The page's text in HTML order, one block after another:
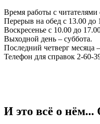
Время работы с читателями
Перерыв на обед с 13.00 до
Воскресенье с 10.00 до
Выходной день – суббота.
Последний четверг месяца
Телефон для справок 2-60-
И это всё о